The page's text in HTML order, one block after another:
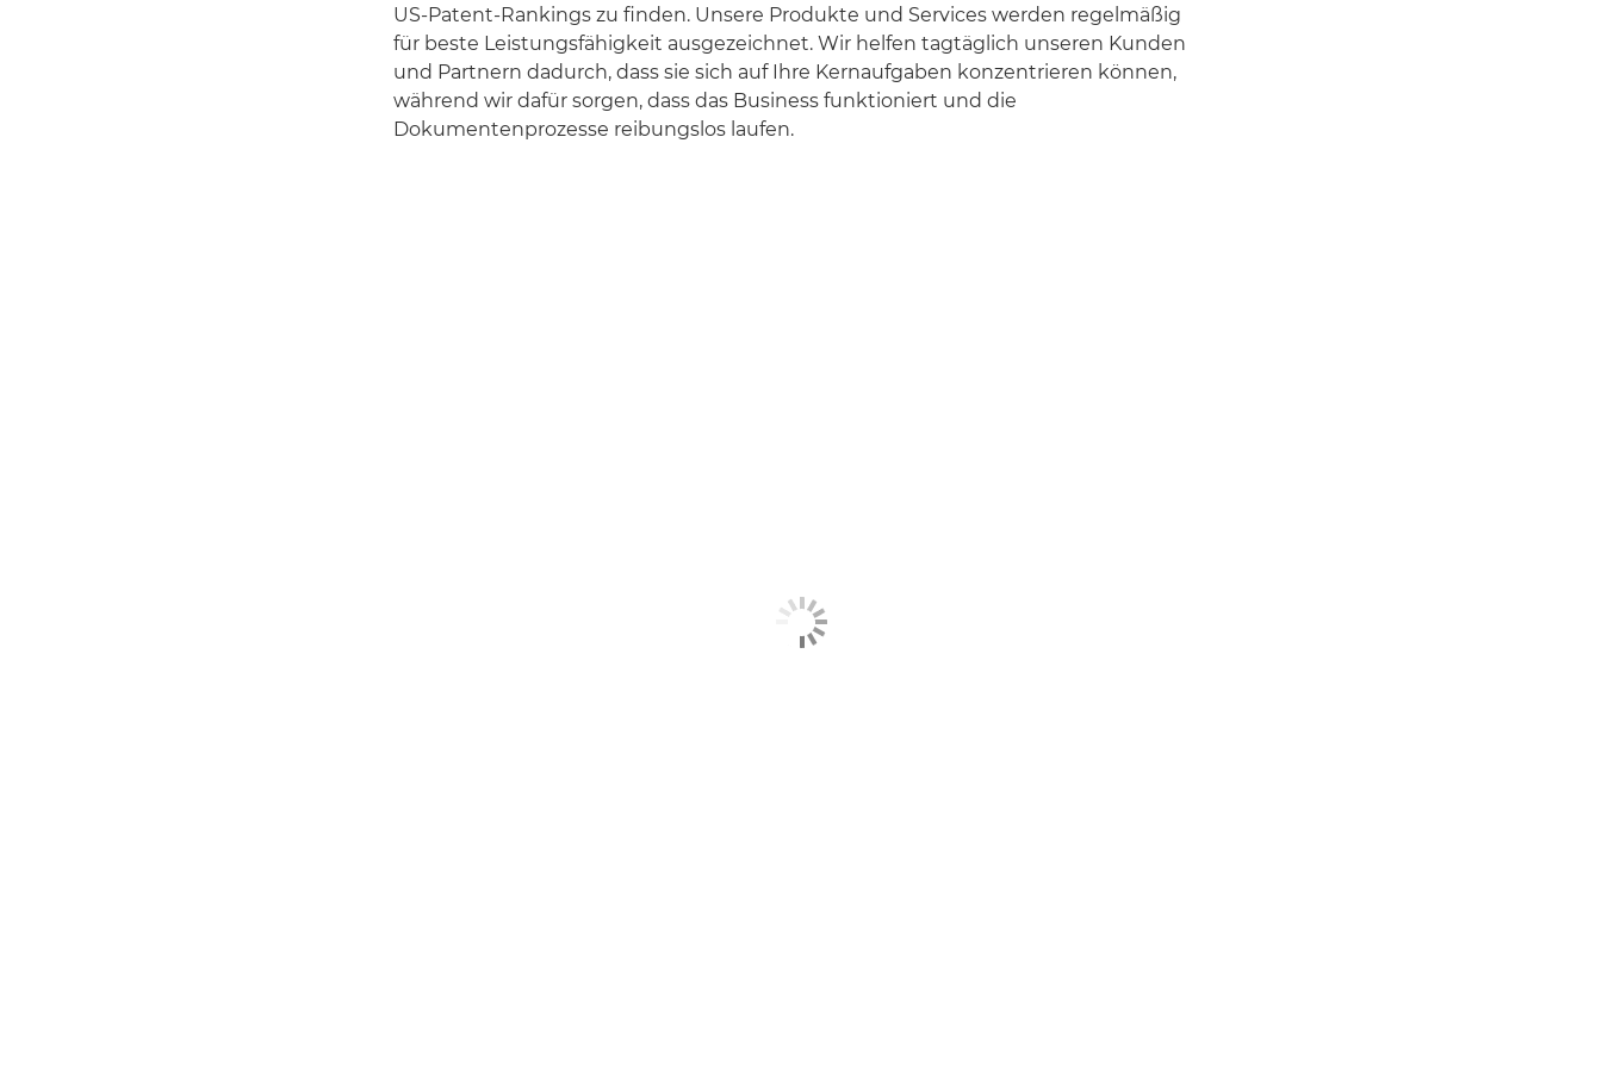
US-Patent-Rankings zu finden. Unsere Produkte und Services werden regelmäßig
für beste Leistungsfähigkeit ausgezeichnet. Wir helfen tagtäglich unseren Kunden
und Partnern dadurch, dass sie sich auf Ihre Kernaufgaben konzentrieren können,
während wir dafür sorgen, dass das Business funktioniert und die
Dokumentenprozesse reibungslos laufen.